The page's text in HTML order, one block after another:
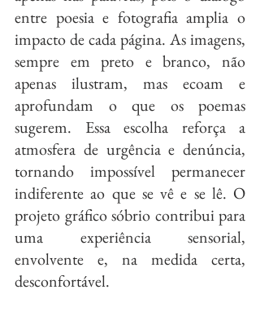
entre poesia e fotografia amplia o
impacto de cada página. As imagens,
sempre em preto e branco, não
apenas ilustram, mas ecoam e
aprofundam o que os poemas
sugerem. Essa escolha reforça a
atmosfera de urgência e denúncia,
tornando impossível permanecer
indiferente ao que se vê e se lê. O
projeto gráfico sóbrio contribui para
uma experiência sensorial,
envolvente e, na medida certa,
desconfortável.